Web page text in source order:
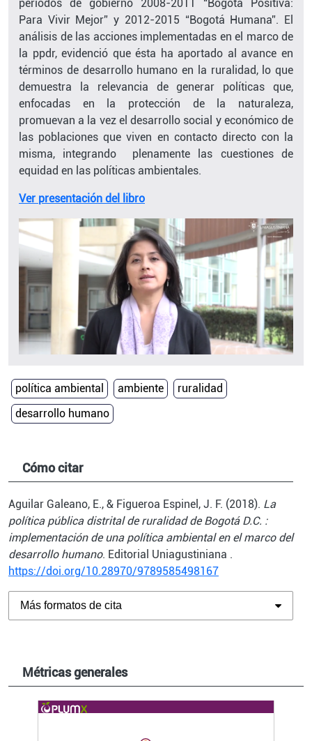
periodos de gobierno 2008-2011 “Bogotá Positiva:
Para Vivir Mejor” y 2012-2015 “Bogotá Humana”. El
análisis de las acciones implementadas en el marco de
la ppdr, evidenció que ésta ha aportado al avance en
términos de desarrollo humano en la ruralidad, lo que
demuestra la relevancia de generar políticas que,
enfocadas en la protección de la naturaleza,
promuevan a la vez el desarrollo social y económico de
las poblaciones que viven en contacto directo con la
misma, integrando plenamente las cuestiones de
equidad en las políticas ambientales.
Ver presentación del libro
política ambiental ambiente
ruralidad
desarrollo humano
Cómo citar
Aguilar Galeano, E., & Figueroa Espinel, J. F. (2018). La
política pública distrital de ruralidad de Bogotá D.C. :
implementación de una política ambiental en el marco del
desarrollo humano. Editorial Uniagustiniana .
https://doi.org/10.28970/9789585498167
Más formatos de cita
Métricas generales